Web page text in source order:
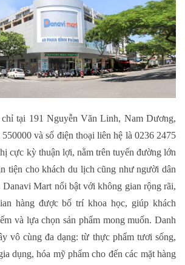
tại 191 Nguyễn Văn Linh, Nam Dương,
và số điện thoại liên hệ là 0236 2475
cực kỳ thuận lợi, nằm trên tuyến đường lớn
tiện cho khách du lịch cũng như người dân
Danavi Mart nổi bật với không gian rộng rãi,
hàng được bố trí khoa học, giúp khách
và lựa chọn sản phẩm mong muốn. Danh
vô cùng đa dạng: từ thực phẩm tươi sống,
dụng, hóa mỹ phẩm cho đến các mặt hàng